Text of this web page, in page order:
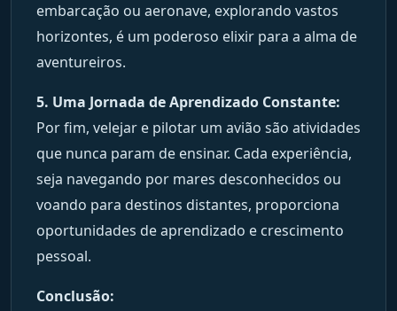
embarcação ou aeronave, explorando vastos
horizontes, é um poderoso elixir para a alma de
aventureiros.
5. Uma Jornada de Aprendizado Constante:
Por fim, velejar e pilotar um avião são atividades
que nunca param de ensinar. Cada experiência,
seja navegando por mares desconhecidos ou
voando para destinos distantes, proporciona
oportunidades de aprendizado e crescimento
pessoal.
Conclusão: